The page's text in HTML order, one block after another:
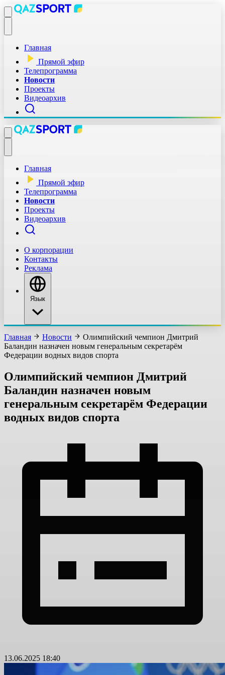
Главная
Прямой эфир
Телепрограмма
Новости
Проекты
Видеоархив
Главная
Прямой эфир
Телепрограмма
Новости
Проекты
Видеоархив
О корпорации
Контакты
Реклама
Язык
Главная Новости
Олимпийский чемпион Дмитрий
Баландин назначен новым генеральным секретарём
Федерации водных видов спорта
Олимпийский чемпион Дмитрий
Баландин назначен новым
генеральным секретарём Федерации
водных видов спорта
13.06.2025 18:40